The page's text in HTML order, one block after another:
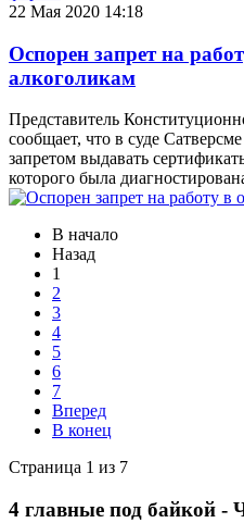
22 Мая 2020 14:18
Оспорен запрет на
алкоголикам
Представитель
сообщает, что в суде
запретом выдавать
которого была
В начало
Назад
1
2
3
4
5
6
7
Вперед
В конец
Страница 1 из 7
4 главные под байкой -